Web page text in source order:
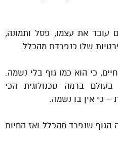
עובד את עצמו, פסל ותמונה,
שלו כנפרדת מהכלל.
כי הוא כמו גוף בלי נשמה.
ברמה טכנולוגית הכי
כי אין בו נשמה.
הגוף שנפרד מהכלל ואז החיות